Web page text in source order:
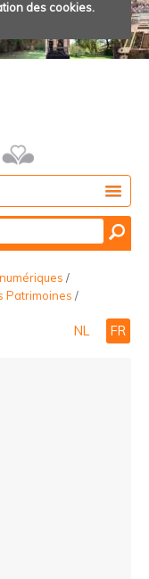
des cookies.
/
Patrimoines /
NL FR